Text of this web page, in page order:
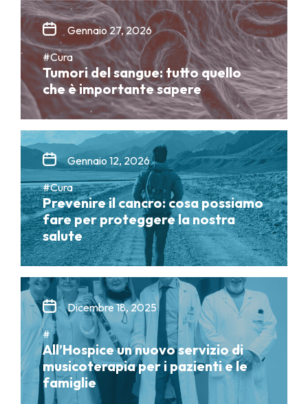
Gennaio 27, 2026
#Cura
Tumori del sangue: tutto quello
che è importante sapere
Gennaio 12, 2026
#Cura
Prevenire il cancro: cosa possiamo
fare per proteggere la nostra
salute
Dicembre 18, 2025
#
All’Hospice un nuovo servizio di
musicoterapia per i pazienti e le
famiglie